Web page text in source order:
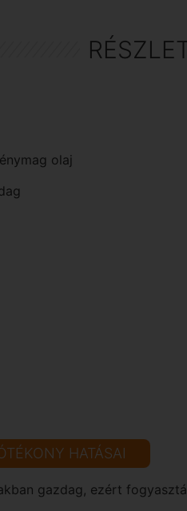
olaj
HATÁSAI
gazdag, ezért